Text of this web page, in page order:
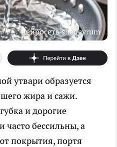
нейросеть shedevrum
утвари образуется
жира и сажи.
и дорогие
часто бессильны, а
покрытия, портя